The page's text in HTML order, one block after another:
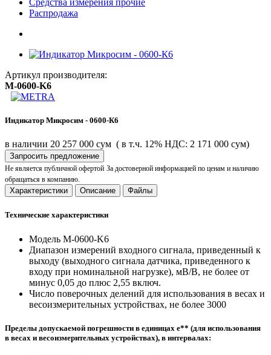
Распродажа
Артикул производителя:
M-0600-K6
Индикатор Микросим - 0600-К6
в наличии 20 257 000 сум ( в т.ч. 12% НДС: 2 171 000 сум)
Запросить предложение
Не является публичной офертой За достоверной информацией по ценам и наличию
обращаться в компанию.
Характеристики Описание Файлы
Технические характеристики
Модель M-0600-K6
Диапазон измерений входного сигнала, приведенный к
выходу (выходного сигнала датчика, приведенного к
входу при номинальной нагрузке), мВ/В, не более от
минус 0,05 до плюс 2,55 включ.
Число поверочных делений для использования в весах и
весоизмерительных устройствах, не более 3000
Пределы допускаемой погрешности в единицах е** (для использования
в весах и весоизмерительных устройствах), в интервалах: